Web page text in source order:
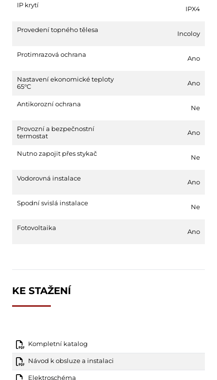
IP krytí IPX4
Provedení topného tělesa Incoloy
Protimrazová ochrana Ano
Nastavení ekonomické teploty
65°C
Ano
Antikorozní ochrana Ne
Provozní a bezpečnostní
termostat
Ano
Nutno zapojit přes stykač Ne
Vodorovná instalace Ano
Spodní svislá instalace Ne
Fotovoltaika Ano
KE STAŽENÍ
Kompletní katalog
Návod k obsluze a instalaci
Elektroschéma